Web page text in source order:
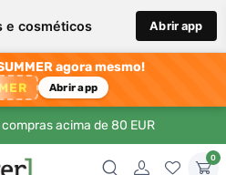
e cosméticos Abrir app
agora mesmo!
Abrir app
acima de 80 EUR
0